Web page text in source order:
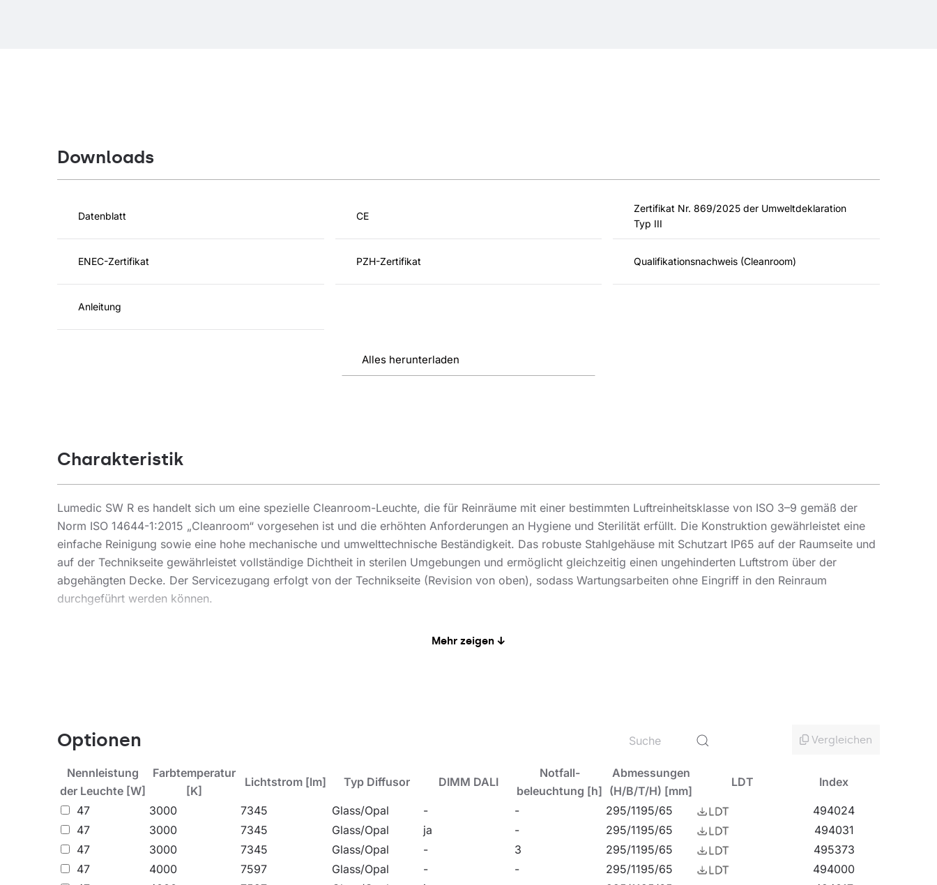
Downloads
Datenblatt CE
Zertifikat Nr. 869/2025 der Umweltdeklaration
Typ III
ENEC-Zertifikat PZH-Zertifikat Qualifikationsnachweis (Cleanroom)
Anleitung
Alles herunterladen
Charakteristik
Lumedic SW R es handelt sich um eine spezielle Cleanroom-Leuchte, die für Reinräume mit einer bestimmten Luftreinheitsklasse von ISO 3–9 gemäß der
Norm ISO 14644-1:2015 „Cleanroom“ vorgesehen ist und die erhöhten Anforderungen an Hygiene und Sterilität erfüllt. Die Konstruktion gewährleistet eine
einfache Reinigung sowie eine hohe mechanische und umwelttechnische Beständigkeit. Das robuste Stahlgehäuse mit Schutzart IP65 auf der Raumseite und
auf der Technikseite gewährleistet vollständige Dichtheit in sterilen Umgebungen und ermöglicht gleichzeitig einen ungehinderten Luftstrom über der
abgehängten Decke. Der Servicezugang erfolgt von der Technikseite (Revision von oben), sodass Wartungsarbeiten ohne Eingriff in den Reinraum
durchgeführt werden können.
Blenden (Glas / Opal / PRM) ermöglicht die Auswahl der geeigneten optischen Eigenschaften je nach Anwendungsanforderungen – von gleichmäßigem,
• Labore (mikrobiologische, pharmazeutische, chemische),
• Krankenhäuser (Operationssäle, Intensivstationen, Diagnoselabore),
• Lebensmittel- und Pharmaindustrie,
• Reinräume in der Elektronik- und Halbleiterfertigung.
Mehr zeigen ↓
Optionen Vergleichen
Nennleistung
der Leuchte [W]
Farbtemperatur
[K]
Lichtstrom [lm] Typ Diffusor DIMM DALI
Notfall-
beleuchtung [h]
Abmessungen
(H/B/T/H) [mm]
LDT Index
47 3000 7345 Glass/Opal - - 295/1195/65
494024
47
3000 7345 Glass/Opal ja - 295/1195/65
494031
47
3000 7345 Glass/Opal - 3 295/1195/65
495373
47
4000 7597 Glass/Opal - - 295/1195/65
494000